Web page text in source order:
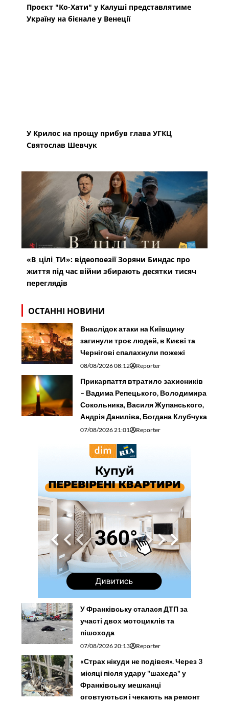
Проєкт "Ко-Хати" у Калуші представлятиме
Україну на бієнале у Венеції
У Крилос на прощу прибув глава УГКЦ
Святослав Шевчук
«В_цілі_ТИ»: відеопоезії Зоряни Биндас про
життя під час війни збирають десятки тисяч
переглядів
ОСТАННІ НОВИНИ
Внаслідок атаки на Київщину
загинули троє людей, в Києві та
Чернігові спалахнули пожежі
08/08/2026 08:12 Reporter
Прикарпаття втратило захисників
– Вадима Репецького, Володимира
Сокольника, Василя Жупанського,
Андрія Даниліва, Богдана Клубчука
07/08/2026 21:01 Reporter
У Франківську сталася ДТП за
участі двох мотоциклів та
пішохода
07/08/2026 20:13 Reporter
«Страх нікуди не подівся». Через 3
місяці після удару "шахеда" у
Франківську мешканці
оговтуються і чекають на ремонт